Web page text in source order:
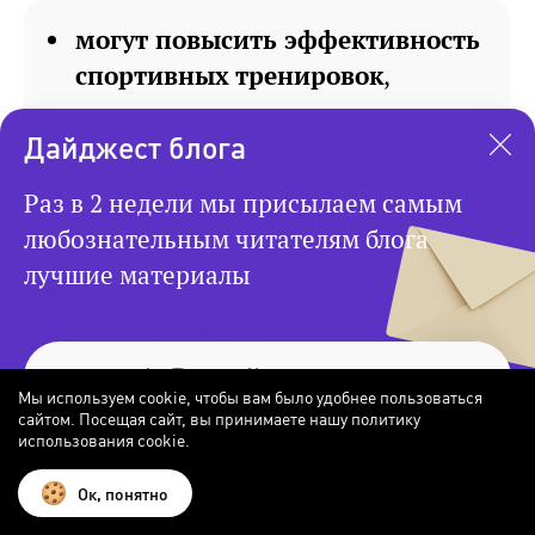
могут повысить эффективность
спортивных тренировок,
организма,
ускорить наращивание
мышечной массы,
способствовать развитию силы
Работает ли глутамин
Некоторые исследования показали, что
глутаминдействительно помогает
Дайджест блога
Раз в 2 недели мы присылаем самым
любознательным читателям блога
лучшие материалы
Мы используем cookie, чтобы вам было удобнее пользоваться
сайтом. Посещая сайт, вы принимаете нашу политику
использования cookie.
Ок, понятно